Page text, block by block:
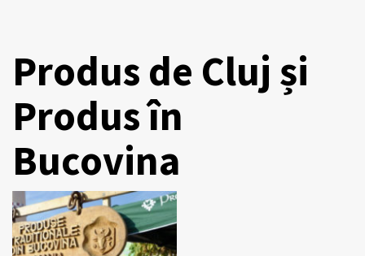
Produs de Cluj și
Produs în
Bucovina